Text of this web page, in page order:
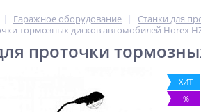
Гаражное оборудование
Станки для
тормозных дисков автомобилей Horex
проточки
ХИТ
%